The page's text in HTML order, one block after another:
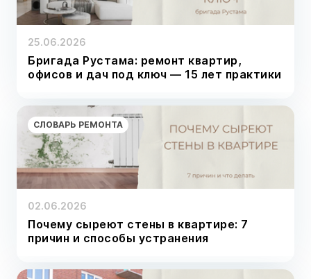
25.06.2026
Бригада Рустама: ремонт квартир,
офисов и дач под ключ — 15 лет практики
СЛОВАРЬ РЕМОНТА
02.06.2026
Почему сыреют стены в квартире: 7
причин и способы устранения